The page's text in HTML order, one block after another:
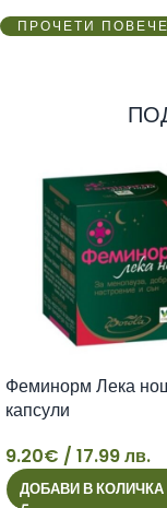
ПРОЧЕТИ ПОВЕЧЕ
9
Феминорм Лека
капсули
9.20€ / 17.99 лв.
ДОБАВИ В КОЛИЧКА